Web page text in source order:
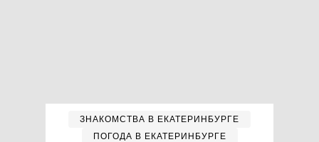
ЗНАКОМСТВА В ЕКАТЕРИНБУРГЕ
ПОГОДА В ЕКАТЕРИНБУРГЕ